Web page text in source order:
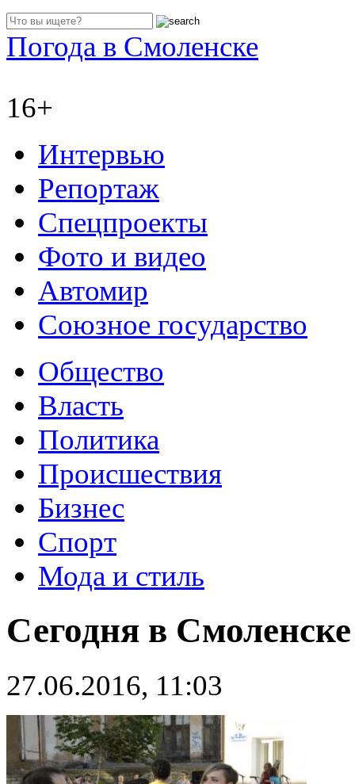
Погода в Смоленске
16+
Интервью
Репортаж
Спецпроекты
Фото и видео
Автомир
Союзное государство
Общество
Власть
Политика
Происшествия
Бизнес
Спорт
Мода и стиль
Сегодня в
27.06.2016, 11:03